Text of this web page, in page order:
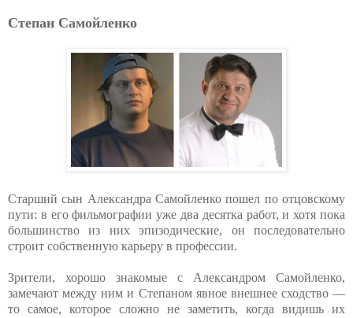
Степан Самойленко
Старший сын Александра Самойленко пошел по отцовскому
пути: в его фильмографии уже два десятка работ, и хотя пока
большинство из них эпизодические, он последовательно
строит собственную карьеру в профессии.
Зрители, хорошо знакомые с Александром Самойленко,
замечают между ним и Степаном явное внешнее сходство —
то самое, которое сложно не заметить, когда видишь их